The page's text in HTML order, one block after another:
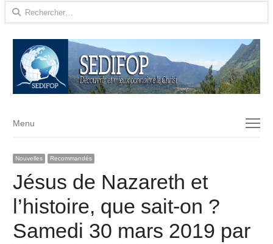
Rechercher :
Menu
Menu
Nouvelles Recommandés
Jésus de Nazareth et
l’histoire, que sait-on ?
Samedi 30 mars 2019 par